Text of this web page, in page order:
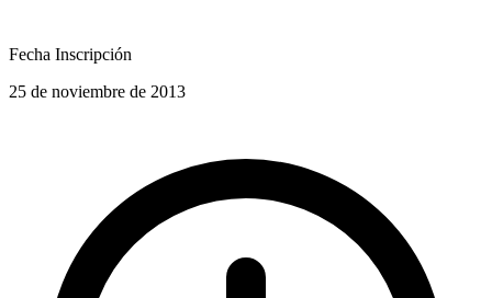
Fecha Inscripción
25 de noviembre de 2013